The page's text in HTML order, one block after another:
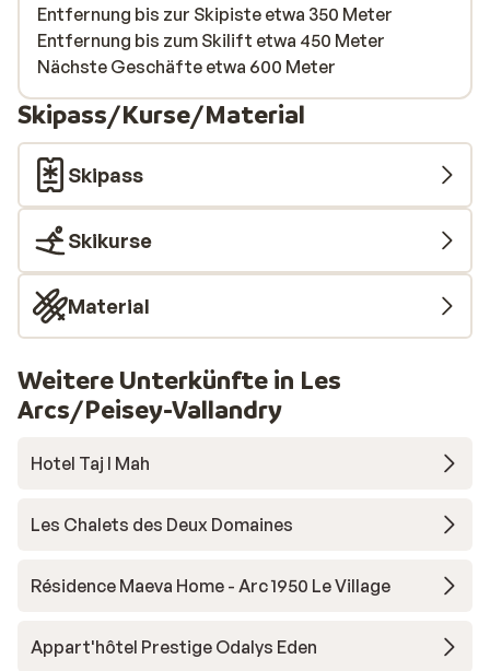
Entfernung bis zur Skipiste etwa 350 Meter
Entfernung bis zum Skilift etwa 450 Meter
Nächste Geschäfte etwa 600 Meter
Skipass/Kurse/Material
Skipass
Skikurse
Material
Weitere Unterkünfte in Les
Arcs/Peisey-Vallandry
Hotel Taj I Mah
Les Chalets des Deux Domaines
Résidence Maeva Home - Arc 1950 Le Village
Appart'hôtel Prestige Odalys Eden